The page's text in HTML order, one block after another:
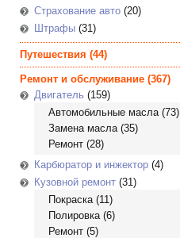
Страхование авто (20)
Штрафы (31)
Путешествия (44)
Ремонт и обслуживание (367)
Двигатель (159)
Автомобильные масла(73)
Замена масла(35)
Ремонт (28)
Карбюратор и инжектор (4)
Кузовной ремонт (31)
Покраска(11)
Полировка(6)
Ремонт (5)